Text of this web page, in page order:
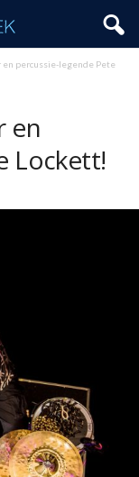
en percussie-legende Pete
en
Lockett!